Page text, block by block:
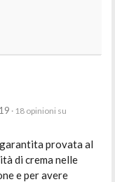
· 18 opinioni su
provata al
di crema nelle
e per avere